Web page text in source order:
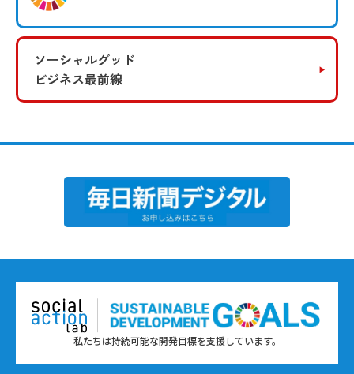
ソーシャルグッド
ビジネス最前線
私たちは持続可能な開発目標を支援しています。